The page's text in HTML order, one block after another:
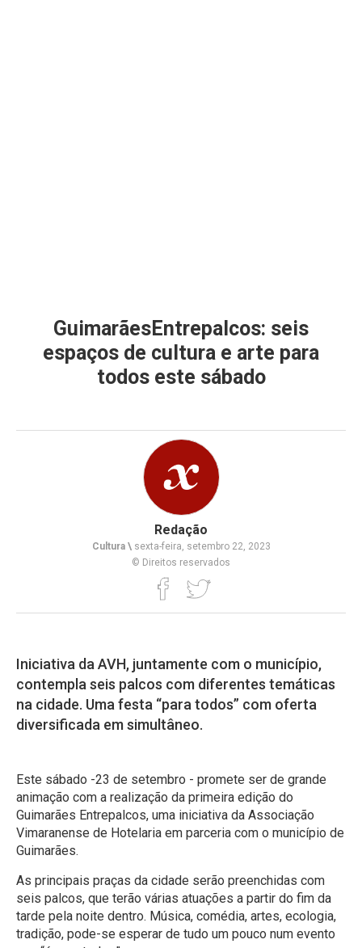
GuimarãesEntrepalcos: seis
espaços de cultura e arte para
todos este sábado
Redação
Cultura \sexta-feira, setembro 22, 2023
© Direitos reservados
Iniciativa da AVH, juntamente com o município,
contempla seis palcos com diferentes temáticas
na cidade. Uma festa “para todos” com oferta
diversificada em simultâneo.
Este sábado -23 de setembro - promete ser de grande
animação com a realização da primeira edição do
Guimarães Entrepalcos, uma iniciativa da Associação
Vimaranense de Hotelaria em parceria com o município de
Guimarães.
As principais praças da cidade serão preenchidas com
seis palcos, que terão várias atuações a partir do fim da
tarde pela noite dentro. Música, comédia, artes, ecologia,
tradição, pode-se esperar de tudo um pouco num evento